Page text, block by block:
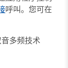
呼叫。您可在
多频技术